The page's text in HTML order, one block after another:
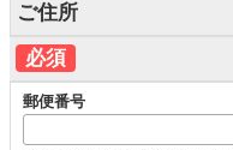
ご住所
必須
郵便番号